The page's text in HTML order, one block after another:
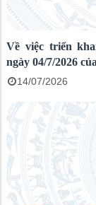
Về việc triển
ngày 04/7/2026
14/07/2026